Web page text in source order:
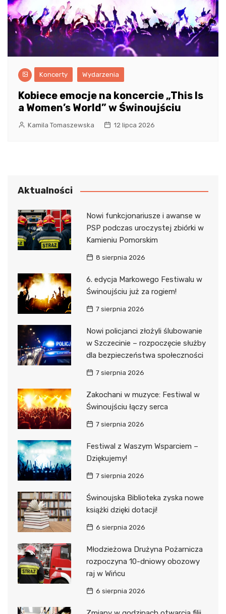
Koncerty Wydarzenia
Kobiece emocje na koncercie „This Is
a Women’s World” w Świnoujściu
Kamila Tomaszewska 12 lipca 2026
Aktualności
Nowi funkcjonariusze i awanse w
PSP podczas uroczystej zbiórki w
Kamieniu Pomorskim
8 sierpnia 2026
6. edycja Markowego Festiwalu w
Świnoujściu już za rogiem!
7 sierpnia 2026
Nowi policjanci złożyli ślubowanie
w Szczecinie – rozpoczęcie służby
dla bezpieczeństwa społeczności
7 sierpnia 2026
Zakochani w muzyce: Festiwal w
Świnoujściu łączy serca
7 sierpnia 2026
Festiwal z Waszym Wsparciem –
Dziękujemy!
7 sierpnia 2026
Świnoujska Biblioteka zyska nowe
książki dzięki dotacji!
6 sierpnia 2026
Młodzieżowa Drużyna Pożarnicza
rozpoczyna 10-dniowy obozowy
raj w Wińcu
6 sierpnia 2026